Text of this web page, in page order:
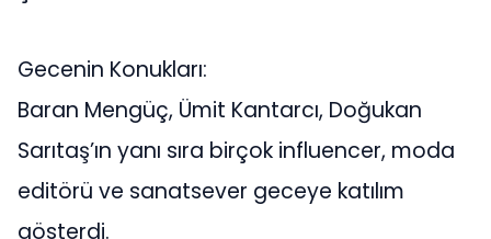
Gecenin Konukları:
Baran Mengüç, Ümit Kantarcı, Doğukan
Sarıtaş’ın yanı sıra birçok influencer, moda
editörü ve sanatsever geceye katılım
gösterdi.